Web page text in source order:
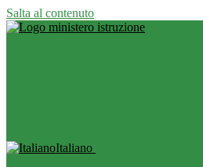
Salta al contenuto
Italiano